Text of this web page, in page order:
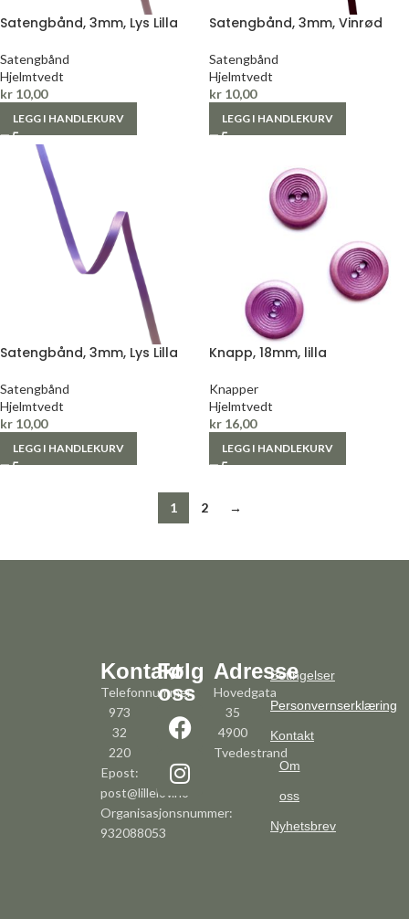
Satengbånd, 3mm, Lys Lilla
Satengbånd
Hjelmtvedt
kr 10,00
LEGG I HANDLEKURV
Satengbånd, 3mm, Vinrød
Satengbånd
Hjelmtvedt
kr 10,00
LEGG I HANDLEKURV
Satengbånd, 3mm, Lys Lilla
Satengbånd
Hjelmtvedt
kr 10,00
LEGG I HANDLEKURV
Knapp, 18mm, lilla
Knapper
Hjelmtvedt
kr 16,00
LEGG I HANDLEKURV
1 2 →
Kontakt
Telefonnummer:
973
32
220
Epost:
post@lillelov.no
Organisasjonsnummer:
932088053
Følg
oss
Adresse
Hovedgata
35
4900
Tvedestrand
Betingelser
Personvernserklæring
Kontakt
Om
oss
Nyhetsbrev